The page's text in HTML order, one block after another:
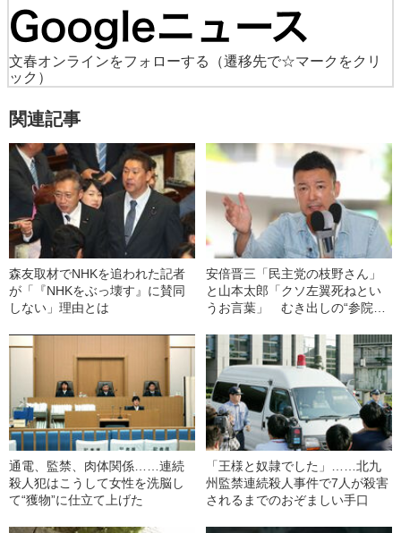
文春オンラインをフォローする
（遷移先で☆マークをクリ
ック）
関連記事
森友取材でNHKを追われた記者
が「『NHKをぶっ壊す』に賛同
しない」理由とは
安倍晋三「民主党の枝野さん」
と山本太郎「クソ左翼死ねとい
うお言葉」 むき出しの“参院選
通電、監禁、肉体関係……連続
殺人犯はこうして女性を洗脳し
て“獲物”に仕立て上げた
「王様と奴隷でした」……北九
州監禁連続殺人事件で7人が殺害
されるまでのおぞましい手口